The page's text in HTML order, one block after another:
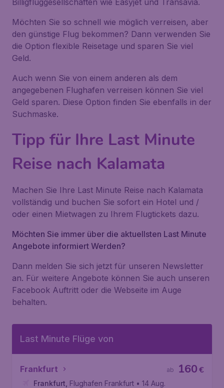
Billigfluggesellschaften wie Easyjet und Transavia.
Möchten Sie so schnell wie möglich verreisen, aber
den günstige Flug bekommen? Dann verwenden Sie
die Option flexible Reisetage und sparen Sie viel
Geld.
Auch wenn Sie von einem anderen als dem
angegebenen Flughafen verreisen können Sie viel
Geld sparen. Diese Option finden Sie ebenfalls in der
Suchmaske.
Tipp für Ihre Last Minute
Reise nach Kalamata
Machen Sie Ihre Last Minute Reise nach Kalamata
vollständig und buchen Sie sofort ein Hotel und /
oder einen Mietwagen zu Ihrem Flugtickets dazu.
Möchten Sie immer über die aktuellsten Last Minute
Angebote informiert Werden?
Dann melden Sie sich jetzt für unseren Newsletter
an. Für weitere Angebote können Sie auch unseren
Facebook Auftritt oder die Webseite im Auge
behalten.
Last Minute Flüge von
Frankfurt €
160
ab
Frankfurt Flughafen Frankfurt • 14 Aug.